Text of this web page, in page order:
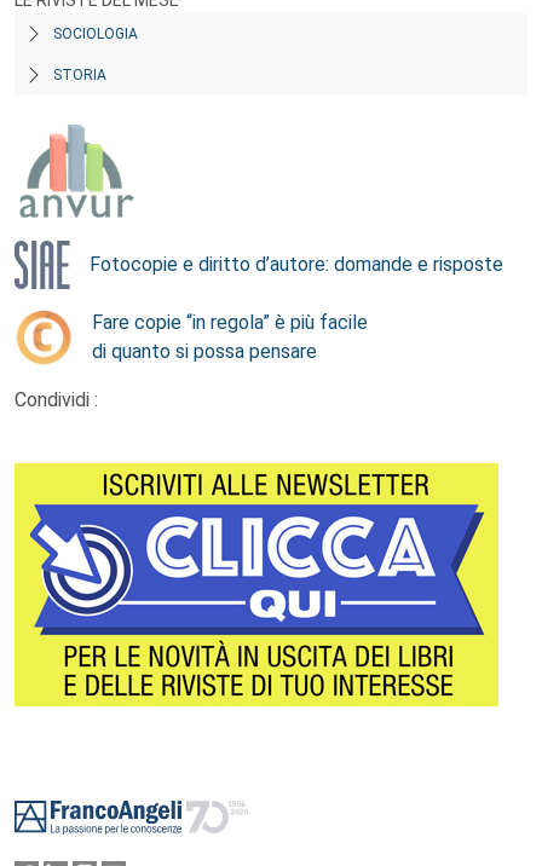
SOCIOLOGIA
STORIA
Fotocopie e diritto d’autore: domande e risposte
Fare copie “in regola” è più facile
di quanto si possa pensare
Condividi :